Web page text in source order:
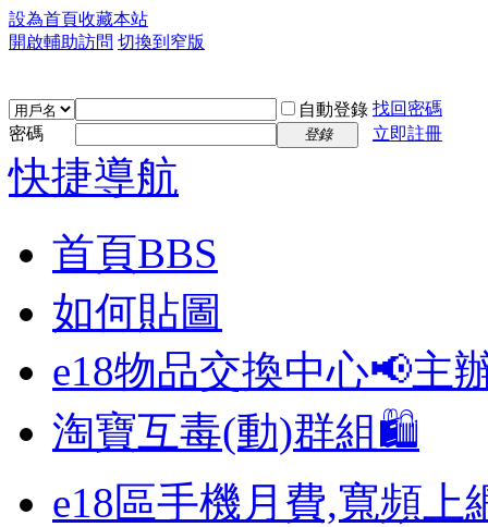
設為首頁收藏本站
開啟輔助訪問 切換到窄版
自動登錄 找回密碼
密碼
登錄 立即註冊
快捷導航
首頁BBS
如何貼圖
e18物品交換中心📢主
淘寶互毒(動)群組🛍️
e18區手機月費,寬頻上